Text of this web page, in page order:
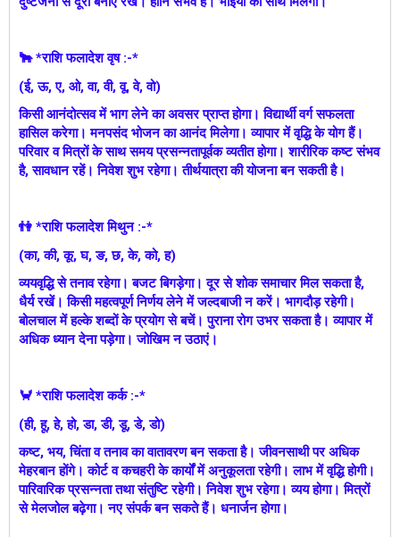
🐂 *राशि फलादेश वृष :-*
(ई, ऊ, ए, ओ, वा, वी, वू, वे, वो)
किसी आनंदोत्सव में भाग लेने का अवसर प्राप्त होगा। विद्यार्थी वर्ग सफलता
हासिल करेगा। मनपसंद भोजन का आनंद मिलेगा। व्यापार में वृद्धि के योग हैं।
परिवार व मित्रों के साथ समय प्रसन्नतापूर्वक व्यतीत होगा। शारीरिक कष्ट संभव
है, सावधान रहें। निवेश शुभ रहेगा। तीर्थयात्रा की योजना बन सकती है।
👫 *राशि फलादेश मिथुन :-*
(का, की, कू, घ, ङ, छ, के, को, ह)
व्ययवृद्धि से तनाव रहेगा। बजट बिगड़ेगा। दूर से शोक समाचार मिल सकता है,
धैर्य रखें। किसी महत्वपूर्ण निर्णय लेने में जल्दबाजी न करें। भागदौड़ रहेगी।
बोलचाल में हल्के शब्दों के प्रयोग से बचें। पुराना रोग उभर सकता है। व्यापार में
अधिक ध्यान देना पड़ेगा। जोखिम न उठाएं।
🦀 *राशि फलादेश कर्क :-*
(ही, हू, हे, हो, डा, डी, डू, डे, डो)
कष्ट, भय, चिंता व तनाव का वातावरण बन सकता है। जीवनसाथी पर अधिक
मेहरबान होंगे। कोर्ट व कचहरी के कार्यों में अनुकूलता रहेगी। लाभ में वृद्धि होगी।
पारिवारिक प्रसन्नता तथा संतुष्टि रहेगी। निवेश शुभ रहेगा। व्यय होगा। मित्रों
से मेलजोल बढ़ेगा। नए संपर्क बन सकते हैं। धनार्जन होगा।